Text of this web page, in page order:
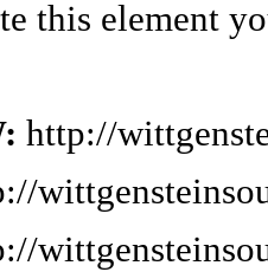
this element
http://